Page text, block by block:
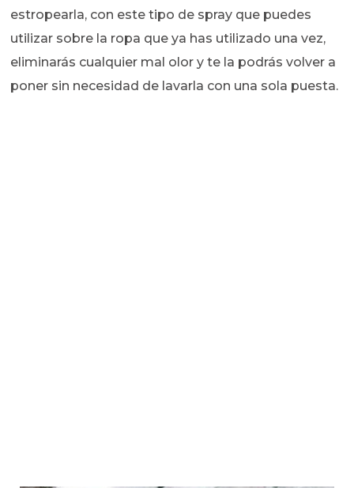
estropearla, con este tipo de spray que puedes
utilizar sobre la ropa que ya has utilizado una vez,
eliminarás cualquier mal olor y te la podrás volver a
poner sin necesidad de lavarla con una sola puesta.